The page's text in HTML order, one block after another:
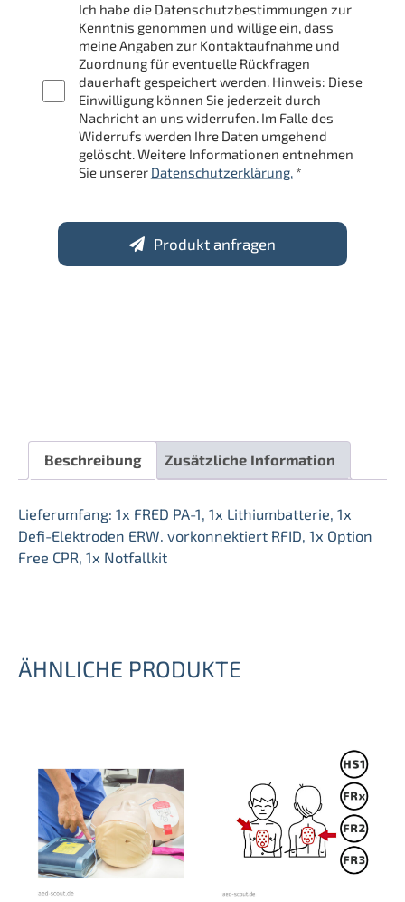
Ich habe die Datenschutzbestimmungen zur
Kenntnis genommen und willige ein, dass
meine Angaben zur Kontaktaufnahme und
Zuordnung für eventuelle Rückfragen
dauerhaft gespeichert werden. Hinweis: Diese
Einwilligung können Sie jederzeit durch
Nachricht an uns widerrufen. Im Falle des
Widerrufs werden Ihre Daten umgehend
gelöscht. Weitere Informationen entnehmen
Sie unserer Datenschutzerklärung.*
Produkt anfragen
Beschreibung Zusätzliche Information
Lieferumfang: 1x FRED PA-1, 1x Lithiumbatterie, 1x
Defi-Elektroden ERW. vorkonnektiert RFID, 1x Option
Free CPR, 1x Notfallkit
ÄHNLICHE PRODUKTE